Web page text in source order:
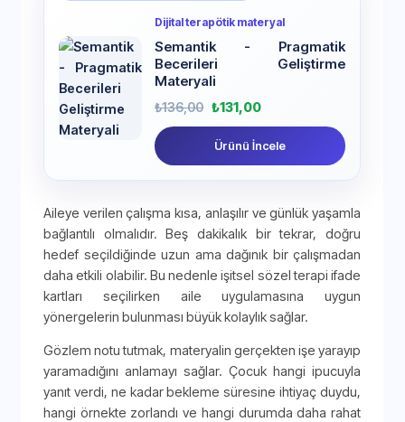
Dijital terapötik materyal
Semantik - Pragmatik
Becerileri Geliştirme
Materyali
₺136,00 ₺131,00
Ürünü İncele
Aileye verilen çalışma kısa, anlaşılır ve günlük yaşamla
bağlantılı olmalıdır. Beş dakikalık bir tekrar, doğru
hedef seçildiğinde uzun ama dağınık bir çalışmadan
daha etkili olabilir. Bu nedenle işitsel sözel terapi ifade
kartları seçilirken aile uygulamasına uygun
yönergelerin bulunması büyük kolaylık sağlar.
Gözlem notu tutmak, materyalin gerçekten işe yarayıp
yaramadığını anlamayı sağlar. Çocuk hangi ipucuyla
yanıt verdi, ne kadar bekleme süresine ihtiyaç duydu,
hangi örnekte zorlandı ve hangi durumda daha rahat